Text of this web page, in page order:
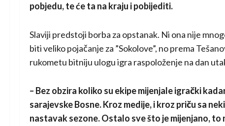
pobjedu, te će ta na kraju i pobijediti.
Slaviji predstoji borba za opstanak. Ni ona nije
biti veliko pojačanje za ”Sokolove”, no prema
rukometu bitniju ulogu igra raspoloženje na dan
– Bez obzira koliko su ekipe mijenjale igrački
sarajevske Bosne. Kroz medije, i kroz priču sa
nastavak sezone. Ostalo sve što je mijenjano,